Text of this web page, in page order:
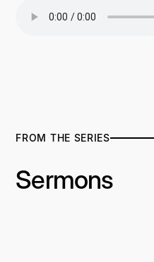
FROM THE SERIES
Sermons